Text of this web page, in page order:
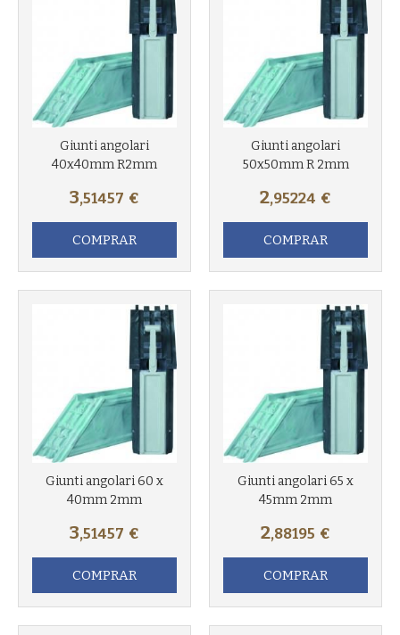
Giunti angolari
40x40mm R2mm
3,51457 €
COMPRAR
Giunti angolari
50x50mm R 2mm
2,95224 €
COMPRAR
Giunti angolari 60 x
40mm 2mm
3,51457 €
COMPRAR
Giunti angolari 65 x
45mm 2mm
2,88195 €
COMPRAR
Más info Más info